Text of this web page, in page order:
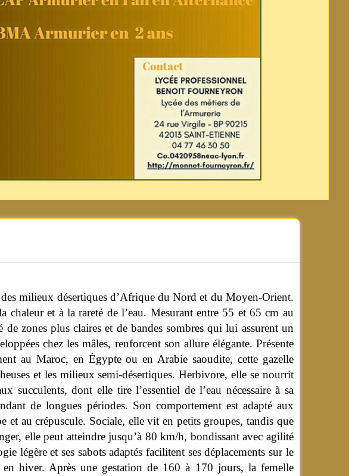
milieux désertiques d’Afrique du Nord et du Moyen-Orient.
chaleur et à la rareté de l’eau. Mesurant entre 55 et 65 cm au
zones plus claires et de bandes sombres qui lui assurent un
chez les mâles, renforcent son allure élégante. Présente
au Maroc, en Égypte ou en Arabie saoudite, cette gazelle
et les milieux semi-désertiques. Herbivore, elle se nourrit
succulents, dont elle tire l’essentiel de l’eau nécessaire à sa
de longues périodes. Son comportement est adapté aux
et au crépuscule. Sociale, elle vit en petits groupes, tandis que
elle peut atteindre jusqu’à 80 km/h, bondissant avec agilité
légère et ses sabots adaptés facilitent ses déplacements sur le
hiver. Après une gestation de 160 à 170 jours, la femelle